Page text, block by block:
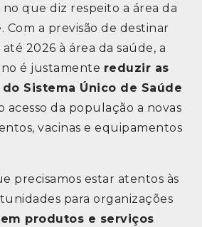
que diz respeito a área da
Com a previsão de destinar
2026 à área da saúde, a
é justamente reduzir as
Sistema Único de Saúde
acesso da população a novas
vacinas e equipamentos
precisamos estar atentos às
para organizações
produtos e serviços